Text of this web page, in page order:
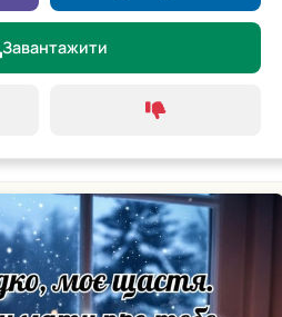
Завантажити